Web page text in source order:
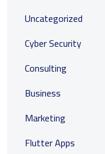
Uncategorized
Cyber Security
Consulting
Business
Marketing
Flutter Apps